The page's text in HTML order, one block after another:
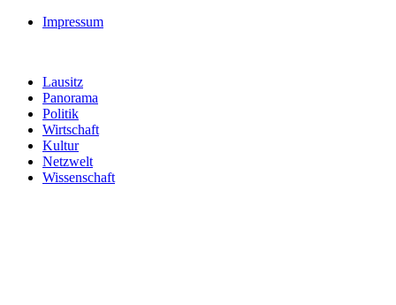
Impressum
Lausitz
Panorama
Politik
Wirtschaft
Kultur
Netzwelt
Wissenschaft